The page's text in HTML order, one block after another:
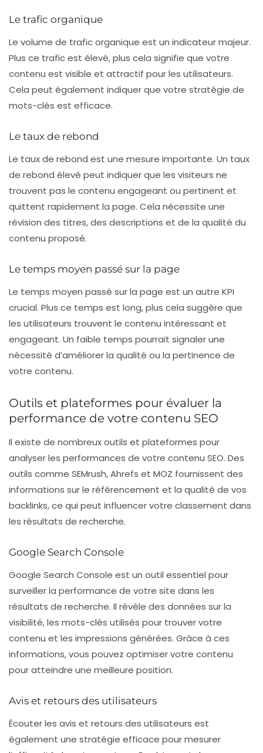
Le trafic organique
Le volume de trafic organique est un indicateur majeur.
Plus ce trafic est élevé, plus cela signifie que votre
contenu est visible et attractif pour les utilisateurs.
Cela peut également indiquer que votre stratégie de
mots-clés est efficace.
Le taux de rebond
Le taux de rebond est une mesure importante. Un taux
de rebond élevé peut indiquer que les visiteurs ne
trouvent pas le contenu engageant ou pertinent et
quittent rapidement la page. Cela nécessite une
révision des titres, des descriptions et de la qualité du
contenu proposé.
Le temps moyen passé sur la page
Le temps moyen passé sur la page est un autre KPI
crucial. Plus ce temps est long, plus cela suggère que
les utilisateurs trouvent le contenu intéressant et
engageant. Un faible temps pourrait signaler une
nécessité d’améliorer la qualité ou la pertinence de
votre contenu.
Outils et plateformes pour évaluer la
performance de votre contenu SEO
Il existe de nombreux outils et plateformes pour
analyser les performances de votre contenu SEO. Des
outils comme SEMrush,Ahrefs et MOZ fournissent des
informations sur le référencement et la qualité de vos
backlinks, ce qui peut influencer votre classement dans
les résultats de recherche.
Google Search Console
Google Search Console est un outil essentiel pour
surveiller la performance de votre site dans les
résultats de recherche. Il révèle des données sur la
visibilité, les mots-clés utilisés pour trouver votre
contenu et les impressions générées. Grâce à ces
informations, vous pouvez optimiser votre contenu
pour atteindre une meilleure position.
Avis et retours des utilisateurs
Écouter les avis et retours des utilisateurs est
également une stratégie efficace pour mesurer